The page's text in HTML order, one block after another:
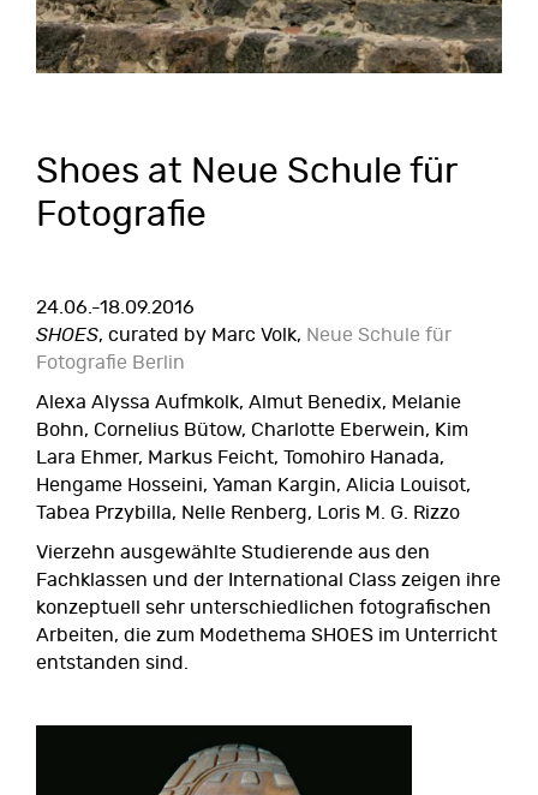
Shoes at Neue Schule für
Fotografie
24.06.-18.09.2016
SHOES, curated by Marc Volk, Neue Schule für
Fotografie Berlin
Alexa Alyssa Aufmkolk, Almut Benedix, Melanie
Bohn, Cornelius Bütow, Charlotte Eberwein, Kim
Lara Ehmer, Markus Feicht, Tomohiro Hanada,
Hengame Hosseini, Yaman Kargin, Alicia Louisot,
Tabea Przybilla, Nelle Renberg, Loris M. G. Rizzo
Vierzehn ausgewählte Studierende aus den
Fachklassen und der International Class zeigen ihre
konzeptuell sehr unterschiedlichen fotografischen
Arbeiten, die zum Modethema SHOES im Unterricht
entstanden sind.